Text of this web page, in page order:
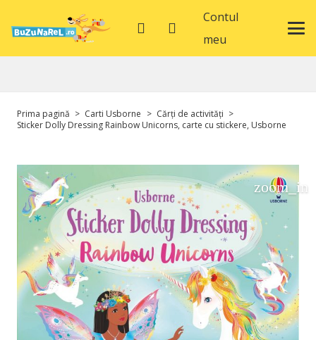
Contul
meu
Prima pagină > Carti Usborne > Cărți de activități >
Sticker Dolly Dressing Rainbow Unicorns, carte cu stickere, Usborne